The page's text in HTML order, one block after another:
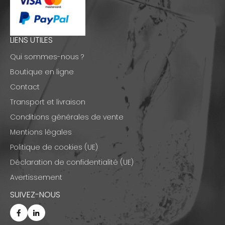
LIENS UTILES
Qui sommes-nous ?
Boutique en ligne
Contact
Transport et livraison
Conditions générales de vente
Mentions légales
Politique de cookies (UE)
Déclaration de confidentialité (UE)
Avertissement
SUIVEZ-NOUS